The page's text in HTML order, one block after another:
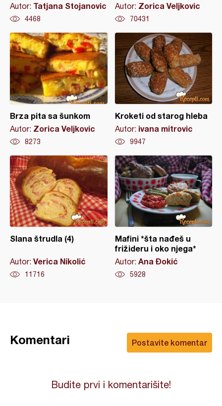
Autor: Tatjana Stojanovic
4468
Autor: Zorica Veljkovic
70431
Brza pita sa šunkom
Autor: Zorica Veljkovic
8273
Kroketi od starog hleba
Autor: ivana mitrovic
9947
Slana štrudla (4)
Autor: Verica Nikolić
11716
Mafini *šta nađeš u
frižideru i oko njega*
Autor: Ana Đokić
5928
Postavite komentar
Komentari
Budite prvi i komentarišite!